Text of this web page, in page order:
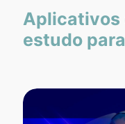
Aplicativos
estudo